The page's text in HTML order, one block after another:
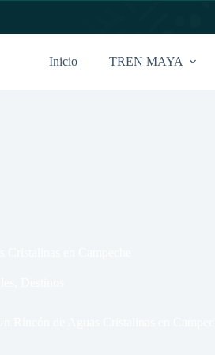
Inicio TREN MAYA